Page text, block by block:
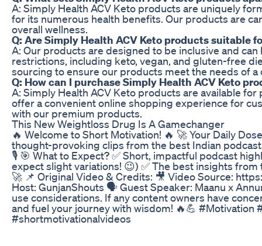
A: Simply Health ACV Keto products are uniquely
for its numerous health benefits. Our products are
overall wellness.
Q: Are Simply Health ACV Keto products suitable
A: Our products are designed to be inclusive and
restrictions, including keto, vegan, and gluten-free
sourcing to ensure our products meet the needs of
Q: How can I purchase Simply Health ACV Keto
A: Simply Health ACV Keto products are available
offer a convenient online shopping experience for
with our premium products.
This New Weightloss Drug Is A Gamechanger
🔥 Welcome to Short Motivation! 🔥 🚀 Your Daily
thought-provoking clips from the best Indian
🎙️ 🎯 What to Expect? ✅ Short, impactful podcast
expect slight variations! 😉) ✅ The best insights
🚀 📌 Original Video & Credits: 🎥 Video Source:
Host:‪ GunjanShouts 🗣️ Guest Speaker: Maanu x
use considerations. If any content owners have
and fuel your journey with wisdom! 🔥💪
#shortmotivationalvideos